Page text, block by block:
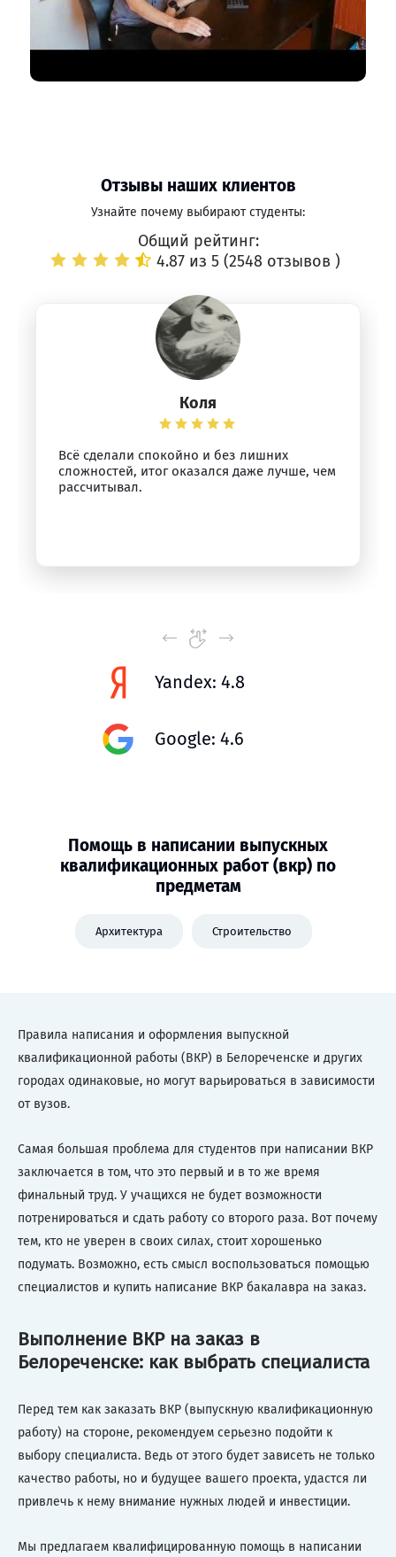
Отзывы наших клиентов
Узнайте почему выбирают студенты:
Общий рейтинг:
4.87 из 5 (2548 отзывов )
Коля
Всё сделали спокойно и без лишних
сложностей, итог оказался даже лучше, чем
рассчитывал.
Yandex: 4.8
Google: 4.6
Помощь в написании выпускных
квалификационных работ (вкр) по
предметам
Архитектура Строительство
Правила написания и оформления выпускной
квалификационной работы (ВКР) в Белореченске и других
городах одинаковые, но могут варьироваться в зависимости
от вузов.
Самая большая проблема для студентов при написании ВКР
заключается в том, что это первый и в то же время
финальный труд. У учащихся не будет возможности
потренироваться и сдать работу со второго раза. Вот почему
тем, кто не уверен в своих силах, стоит хорошенько
подумать. Возможно, есть смысл воспользоваться помощью
специалистов и купить написание ВКР бакалавра на заказ.
Выполнение ВКР на заказ в
Белореченске: как выбрать специалиста
Перед тем как заказать ВКР (выпускную квалификационную
работу) на стороне, рекомендуем серьезно подойти к
выбору специалиста. Ведь от этого будет зависеть не только
качество работы, но и будущее вашего проекта, удастся ли
привлечь к нему внимание нужных людей и инвестиции.
Мы предлагаем квалифицированную помощь в написании